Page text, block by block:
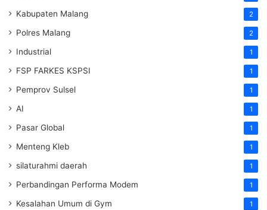
Kabupaten Malang 2
Polres Malang 2
Industrial 1
FSP FARKES KSPSI 1
Pemprov Sulsel 1
AI 1
Pasar Global 1
Menteng Kleb 1
silaturahmi daerah 1
Perbandingan Performa Modem 1
Kesalahan Umum di Gym 1